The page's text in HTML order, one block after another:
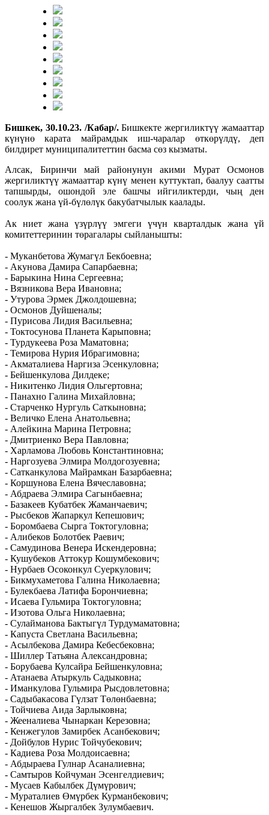
Бишкек, 30.10.23. /Кабар/.Бишкекте жергиликтүү жамааттар
күнүнө карата майрамдык иш-чаралар өткөрүлдү, деп
билдирет муниципалитеттин басма сөз кызматы.
Алсак, Биринчи май районунун акими Мурат Осмонов
жергиликтүү жамааттар күнү менен куттуктап, баалуу саатты
тапшырды, ошондой эле башчы ийгиликтерди, чың ден
соолук жана үй-бүлөлүк бакубатчылык каалады.
Ак ниет жана үзүрлүү эмгеги үчүн кварталдык жана үй
комитеттеринин төрагалары сыйланышты:
- Муканбетова Жумагүл Бекбоевна;
- Акунова Дамира Сапарбаевна;
- Барыкина Нина Сергеевна;
- Вязникова Вера Ивановна;
- Утурова Эрмек Джолдошевна;
- Осмонов Дуйшеналы;
- Пурисова Лидия Васильевна;
- Токтосунова Планета Карыповна;
- Турдукеева Роза Маматовна;
- Темирова Нурия Ибрагимовна;
- Акматалиева Наргиза Эсенкуловна;
- Бейшенкулова Дилдеке;
- Никитенко Лидия Ольгертовна;
- Панахно Галина Михайловна;
- Старченко Нургуль Саткыновна;
- Величко Елена Анатольевна;
- Алейкина Марина Петровна;
- Дмитриенко Вера Павловна;
- Харламова Любовь Константиновна;
- Наргозуева Элмира Молдогозуевна;
- Сатканкулова Майрамкан Базарбаевна;
- Коршунова Елена Вячеславовна;
- Абдраева Элмира Сагынбаевна;
- Базакеев Кубатбек Жаманчаевич;
- Рысбеков Жапаркул Кепешович;
- Боромбаева Сырга Токтогуловна;
- Алибеков Болотбек Раевич;
- Самудинова Венера Искендеровна;
- Кушубеков Аттокур Кошумбекович;
- Нурбаев Осоконкул Суеркулович;
- Бикмухаметова Галина Николаевна;
- Булекбаева Латифа Борончиевна;
- Исаева Гульмира Токтогуловна;
- Изотова Ольга Николаевна;
- Сулайманова Бактыгүл Турдумаматовна;
- Капуста Светлана Васильевна;
- Асылбекова Дамира Кебесбековна;
- Шиллер Татьяна Александровна;
- Борубаева Кулсайра Бейшенкуловна;
- Атанаева Атыркуль Садыковна;
- Иманкулова Гульмира Рысдовлетовна;
- Садыбакасова Гүлзат Төлөнбаевна;
- Тойчиева Аида Зарлыковна;
- Жееналиева Чынаркан Керезовна;
- Кенжегулов Замирбек Асанбекович;
- Дойбулов Нурис Тойчубекович;
- Кадиева Роза Молдоисаевна;
- Абдыраева Гулнар Асаналиевна;
- Самтыров Койчуман Эсенгелдиевич;
- Мусаев Кабылбек Дүмүрович;
- Мураталиев Өмүрбек Курманбекович;
- Кенешов Жыргалбек Зулумбаевич.